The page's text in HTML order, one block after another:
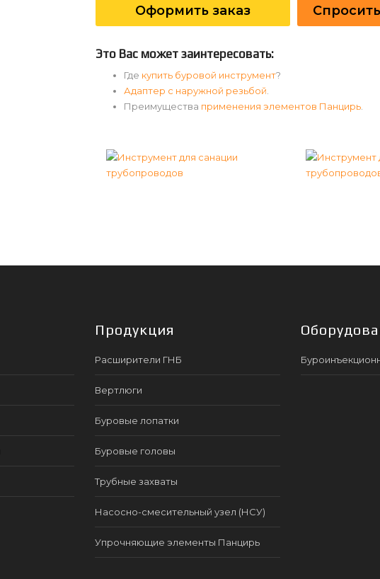
Оформить заказ
Это Вас может заинтересовать:
Где купить буровой инструмент?
Адаптер с наружной резьбой.
Преимущества применения элементов Панцирь.
Продукция
Расширители ГНБ
Вертлюги
Буровые лопатки
Буровые головы
Трубные захваты
Насосно-смесительный узел (НСУ)
Упрочняющие элементы Панцирь